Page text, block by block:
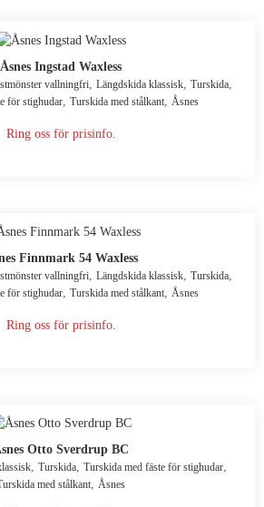
Åsnes Ingstad Waxless
vallningfri, Längdskida klassisk, Turskida,
för stighudar Turskida med stålkant Åsnes
Ring oss för prisinfo.
Finnmark 54 Waxless
vallningfri, Längdskida klassisk, Turskida,
för stighudar, Turskida med stålkant, Åsnes
Ring oss för prisinfo.
Otto Sverdrup BC
, Turskida, Turskida med fäste för stighudar,
med stålkant, Åsnes